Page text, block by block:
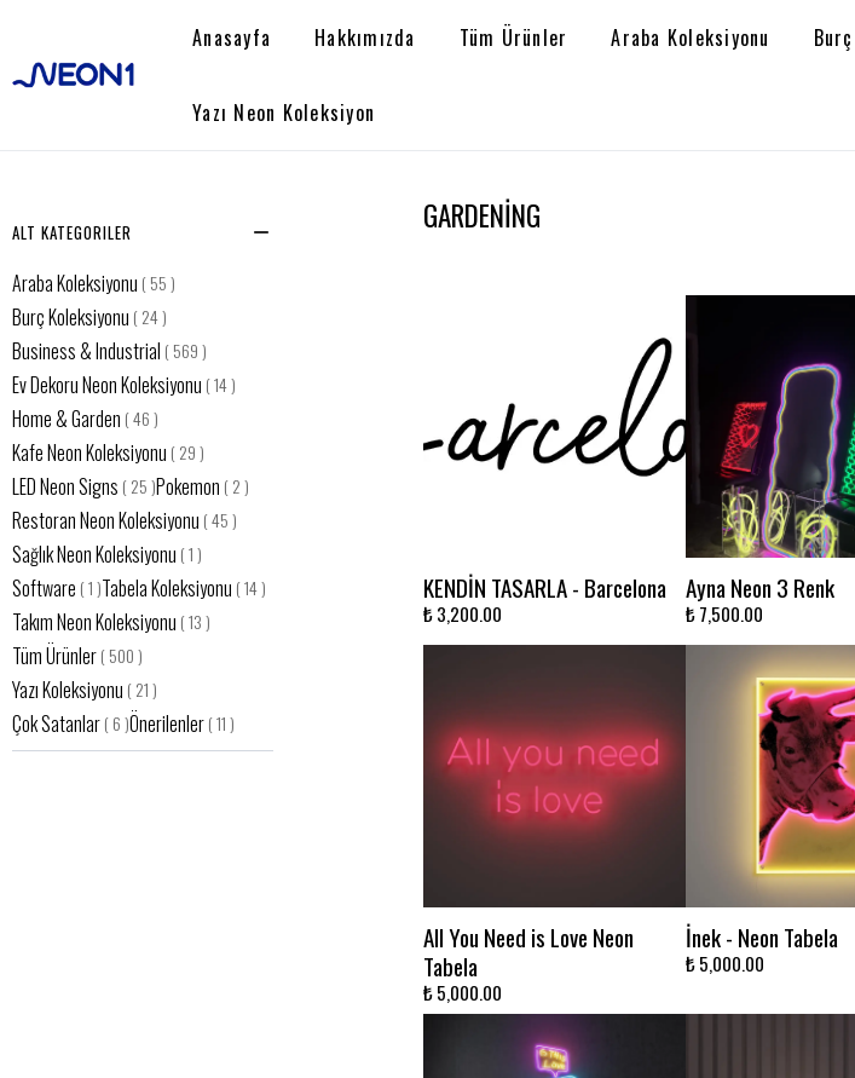
Anasayfa Hakkımızda Tüm Ürünler Araba Koleksiyonu
Yazı Neon Koleksiyon
ALT KATEGORILER
Araba Koleksiyonu (55)
Burç Koleksiyonu (24)
Business & Industrial (569)
Ev Dekoru Neon Koleksiyonu (14)
Home & Garden (46)
Kafe Neon Koleksiyonu (29)
LED Neon Signs (25)Pokemon (2)
Restoran Neon Koleksiyonu (45)
Sağlık Neon Koleksiyonu (1)
Software (1)Tabela Koleksiyonu (14)
Takım Neon Koleksiyonu (13)
Tüm Ürünler(500)
Yazı Koleksiyonu (21)
Çok Satanlar(6)Önerilenler(11)
GARDENING
KENDİN TASARLA - Barcelona
₺ 3,200.00
Ayna Neon 3 Renk
₺ 7,500.00
All You Need is Love Neon
Tabela
₺ 5,000.00
İnek - Neon Tabela
₺ 5,000.00